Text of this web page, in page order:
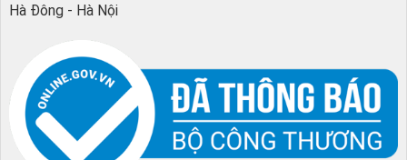
Hà Đông - Hà Nội